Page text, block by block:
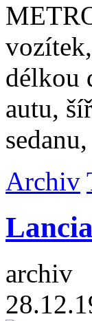
délkou
autu,
Archiv
archiv